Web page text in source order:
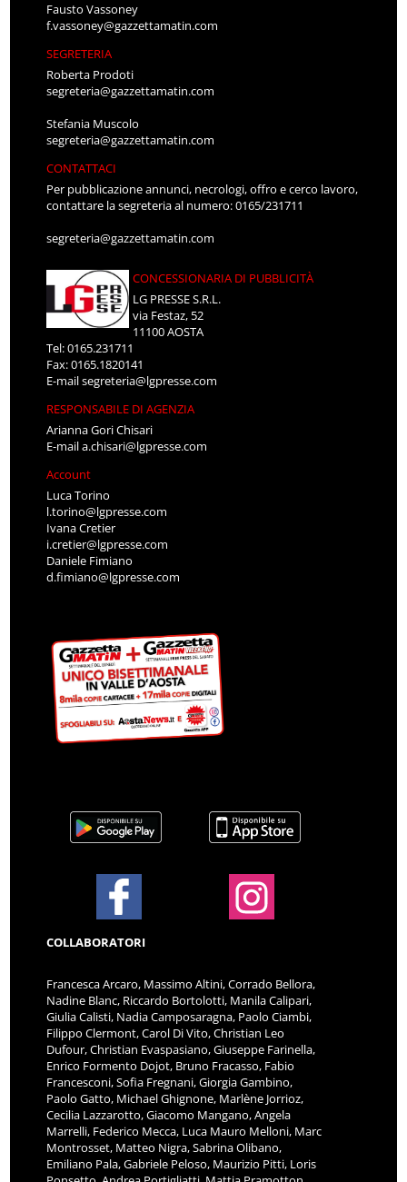
Fausto Vassoney
f.vassoney@gazzettamatin.com
SEGRETERIA
Roberta Prodoti
segreteria@gazzettamatin.com
Stefania Muscolo
segreteria@gazzettamatin.com
CONTATTACI
Per pubblicazione annunci, necrologi, offro e cerco lavoro,
contattare la segreteria al numero: 0165/231711
segreteria@gazzettamatin.com
CONCESSIONARIA DI PUBBLICITÀ
LG PRESSE S.R.L.
via Festaz, 52
11100 AOSTA
Tel: 0165.231711
Fax: 0165.1820141
E-mailsegreteria@lgpresse.com
RESPONSABILE DI AGENZIA
Arianna Gori Chisari
E-maila.chisari@lgpresse.com
Account
Luca Torino
l.torino@lgpresse.com
Ivana Cretier
i.cretier@lgpresse.com
Daniele Fimiano
d.fimiano@lgpresse.com
COLLABORATORI
Francesca Arcaro, Massimo Altini, Corrado Bellora,
Nadine Blanc, Riccardo Bortolotti, Manila Calipari,
Giulia Calisti, Nadia Camposaragna, Paolo Ciambi,
Filippo Clermont, Carol Di Vito, Christian Leo
Dufour, Christian Evaspasiano, Giuseppe Farinella,
Enrico Formento Dojot, Bruno Fracasso, Fabio
Francesconi, Sofia Fregnani, Giorgia Gambino,
Paolo Gatto, Michael Ghignone, Marlène Jorrioz,
Cecilia Lazzarotto, Giacomo Mangano, Angela
Marrelli, Federico Mecca, Luca Mauro Melloni, Marc
Montrosset, Matteo Nigra, Sabrina Olibano,
Emiliano Pala, Gabriele Peloso, Maurizio Pitti, Loris